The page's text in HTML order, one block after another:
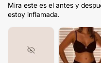
Mira este es el antes y
estoy inflamada.